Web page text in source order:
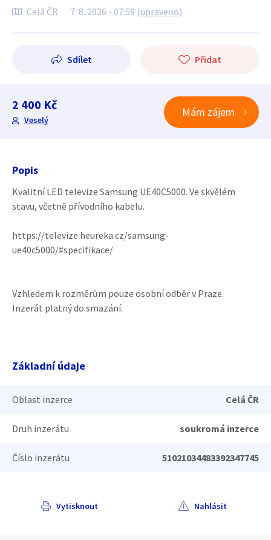
Celá ČR 7. 8. 2026 - 07:59 (upraveno)
Sdílet Přidat
2 400 Kč
Veselý
Mám zájem
Popis
Kvalitní LED televize Samsung UE40C5000. Ve skvělém
stavu, včetně přívodního kabelu.
https://televize.heureka.cz/samsung-
ue40c5000/#specifikace/
Vzhledem k rozměrům pouze osobní odběr v Praze.
Inzerát platný do smazání.
Základní údaje
Oblast inzerce Celá ČR
Druh inzerátu soukromá inzerce
Číslo inzerátu 51021034483392347745
Vytisknout Nahlásit